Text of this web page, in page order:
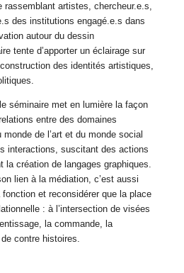
rassemblant artistes, chercheur.e.s,
des institutions engagé.e.s dans
autour du dessin
tente d’apporter un éclairage sur
des identités artistiques,
séminaire met en lumière la façon
entre des domaines
de l’art et du monde social
interactions, suscitant des actions
la création de langages graphiques.
lien à la médiation, c’est aussi
et reconsidérer que la place
: à l’intersection de visées
la commande, la
contre histoires.